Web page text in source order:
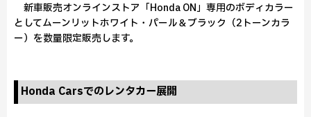
新車販売オンラインストア「Honda ON」専用のボディカラー
としてムーンリットホワイト・パール＆ブラック（2トーンカラ
ー）を数量限定販売します。
Honda Carsでのレンタカー展開